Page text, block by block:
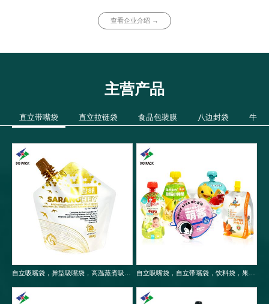
查看企业介绍 →
主营产品
直立带嘴袋 直立拉链袋 食品包裝膜 八边封袋 牛皮